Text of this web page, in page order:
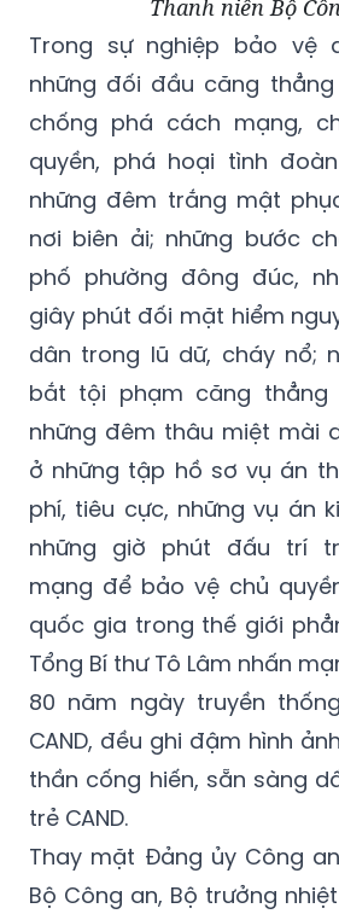
Thanh niên Bộ
Trong sự nghiệp bảo vệ
những đối đầu căng
chống phá cách mạng,
quyền, phá hoại tình
những đêm trắng mật
nơi biên ải; những bước
phố phường đông đúc,
giây phút đối mặt hiểm
dân trong lũ dữ, cháy nổ;
bắt tội phạm căng thẳng
những đêm thâu miệt mài
ở những tập hồ sơ vụ án
phí, tiêu cực, những vụ án
những giờ phút đấu trí
mạng để bảo vệ chủ
quốc gia trong thế giới
Tổng Bí thư Tô Lâm nhấn
80 năm ngày truyền
CAND, đều ghi đậm hình
thần cống hiến, sẵn sàng
trẻ CAND.
Thay mặt Đảng ủy Công
Bộ Công an, Bộ trưởng